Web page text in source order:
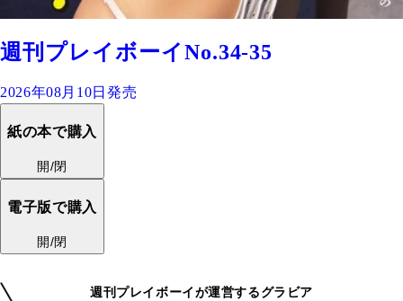
週刊プレイボーイNo.34-35
2026年08月10日発売
紙の本で購入
開/閉
電子版で購入
開/閉
週刊プレイボーイが運営するグラビア